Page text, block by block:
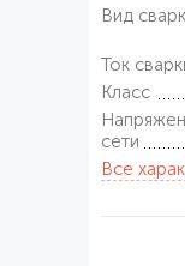
Вид
Ток
Класс
сети
Все